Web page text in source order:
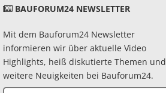
BAUFORUM24 NEWSLETTER
Mit dem Bauforum24 Newsletter
informieren wir über aktuelle Video
Highlights, heiß diskutierte Themen und
weitere Neuigkeiten bei Bauforum24.